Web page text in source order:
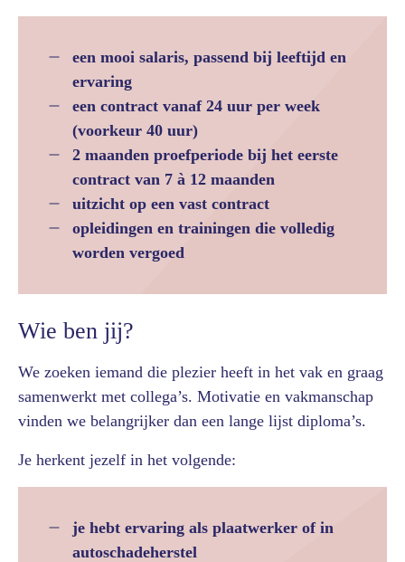
een mooi salaris, passend bij leeftijd en
ervaring
een contract vanaf 24 uur per week
(voorkeur 40 uur)
2 maanden proefperiode bij het eerste
contract van 7 à 12 maanden
uitzicht op een vast contract
opleidingen en trainingen die volledig
worden vergoed
Wie ben jij?
We zoeken iemand die plezier heeft in het vak en graag
samenwerkt met collega’s. Motivatie en vakmanschap
vinden we belangrijker dan een lange lijst diploma’s.
Je herkent jezelf in het volgende:
je hebt ervaring als plaatwerker of in
autoschadeherstel